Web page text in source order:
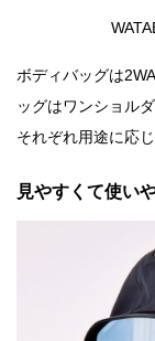
ボディバッグは
ッグはワンショル
それぞれ用途に応
見やすくて使い